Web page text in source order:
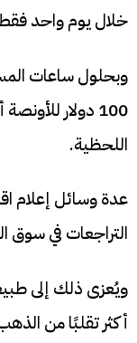
خلال يوم واحد
وبحلول ساعات
100 دولار
اللحظية.
عدة وسائل إعلام
التراجعات في سوق
ويُعزى ذلك إلى
أكثر تقلبًا من